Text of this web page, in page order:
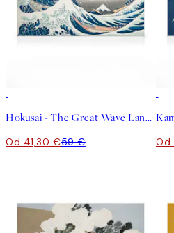
Hokusai - The Great Wave Landscape Obraz na plátne
Od 41,30 €59 € Od